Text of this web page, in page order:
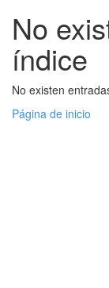
No
índice
No existen
Página de inicio